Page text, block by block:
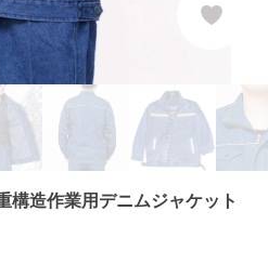
構造作業用デニムジャケット